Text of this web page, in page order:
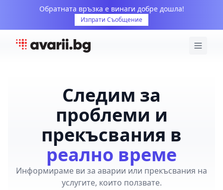
Обратната връзка е винаги добре дошла!
Изпрати Съобщение
Следим за
проблеми и
прекъсвания в
реално време
Информираме ви за аварии или прекъсвания на
услугите, които ползвате.